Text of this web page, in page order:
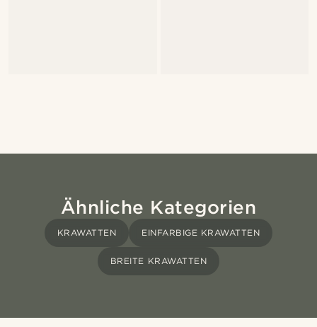
Ähnliche Kategorien
KRAWATTEN EINFARBIGE KRAWATTEN
BREITE KRAWATTEN